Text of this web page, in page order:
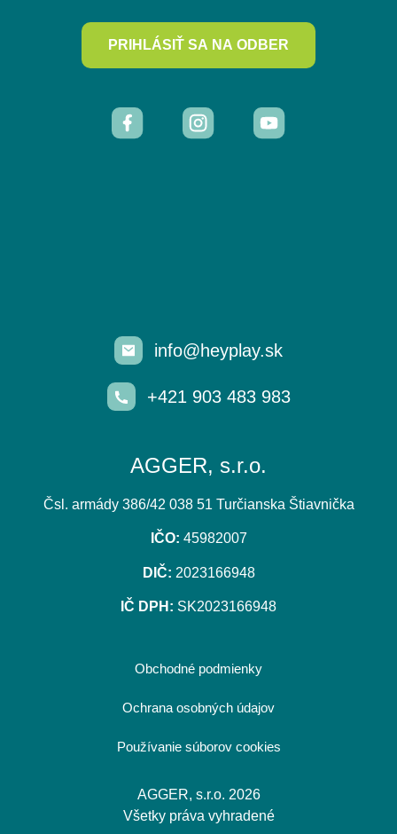
info@heyplay.sk
+421 903 483 983
AGGER, s.r.o.
Čsl. armády 386/42 038 51 Turčianska Štiavnička
IČO: 45982007
DIČ: 2023166948
IČ DPH: SK2023166948
PRIHLÁSIŤ SA NA ODBER
Obchodné podmienky
Ochrana osobných údajov
Používanie súborov cookies
AGGER, s.r.o. 2026
Všetky práva vyhradené